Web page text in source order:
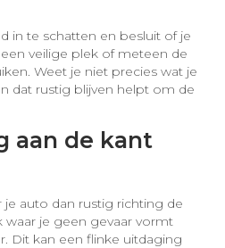
in te schatten en besluit of je
veilige plek of meteen de
Weet je niet precies wat je
dat rustig blijven helpt om de
aan de kant
je auto dan rustig richting de
je geen gevaar vormt
Dit kan een flinke uitdaging